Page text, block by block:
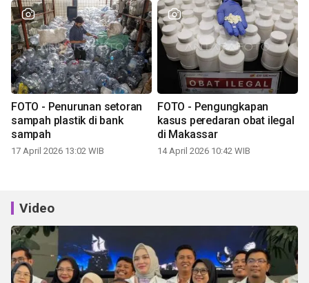
FOTO - Penurunan setoran
sampah plastik di bank
sampah
17 April 2026 13:02 WIB
FOTO - Pengungkapan
kasus peredaran obat ilegal
di Makassar
14 April 2026 10:42 WIB
Video